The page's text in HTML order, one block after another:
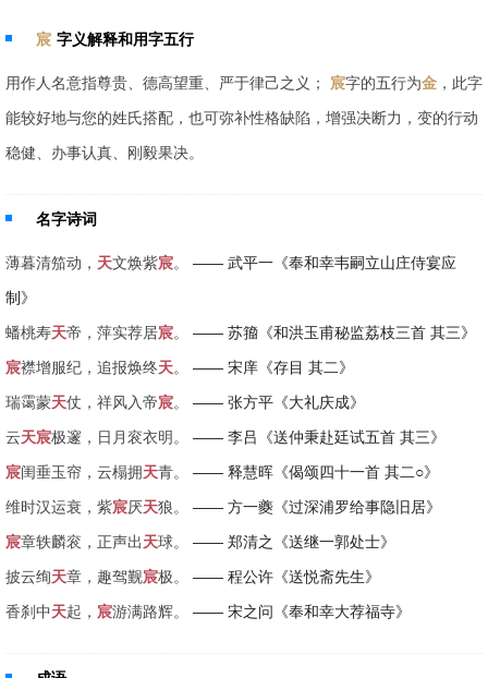
宸 字义解释和用字五行
用作人名意指尊贵、德高望重、严于律己之义； 宸字的五行为金 ，此字
能较好地与您的姓氏搭配，也可弥补性格缺陷，增强决断力，变的行动
稳健、办事认真、刚毅果决。
名字诗词
薄暮清笳动， 天文焕紫宸。
—— 武平一《奉和幸韦嗣立山庄侍宴应
制》
蟠桃寿天帝，萍实荐居宸。
—— 苏籀《和洪玉甫秘监荔枝三首 其三》
宸襟增服纪，追报焕终天。
—— 宋庠《存目 其二》
瑞霭蒙天仗，祥风入帝宸。
—— 张方平《大礼庆成》
云天宸极邃，日月衮衣明。
—— 李吕《送仲秉赴廷试五首 其三》
宸闺垂玉帘，云榻拥天青。
—— 释慧晖《偈颂四十一首 其二○》
维时汉运衰，紫宸厌天狼。
—— 方一夔《过深浦罗给事隐旧居》
宸章轶麟衮，正声出天球。
—— 郑清之《送继一郭处士》
披云绚天章，趣驾觐宸极。
—— 程公许《送悦斋先生》
香刹中天起， 宸游满路辉。 —— 宋之问《奉和幸大荐福寺》